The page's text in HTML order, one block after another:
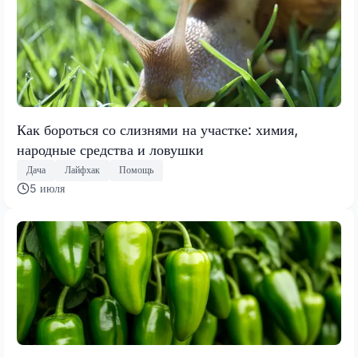
Как бороться со слизнями на участке: химия,
народные средства и ловушки
Дача Лайфхак Помощь
5 июля